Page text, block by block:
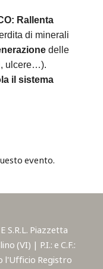
Rallenta
di minerali
delle
ulcere…).
il sistema
evento.
S.R.L. Piazzetta
(VI) | P.I.: e C.F.:
Registro